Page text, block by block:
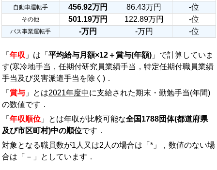
自動車運転手 456.92万円 86.43万円 -位
その他 501.19万円 122.89万円 -位
バス事業運転手 -万円 -万円 -位
「 年収 」は「 平均給与月額×12＋賞与(年額) 」で計算していま
す(寒冷地手当，任期付研究員業績手当，特定任期付職員業績
手当及び災害派遣手当を除く)．
「 賞与 」とは2021年度中に支給された期末・勤勉手当(年間)
の数値です．
「 年収順位 」とは年収が比較可能な全国1788団体(都道府県
及び市区町村)中の順位です．
対象となる職員数が1人又は2人の場合は「*」，数値のない場
合は「－」としています．